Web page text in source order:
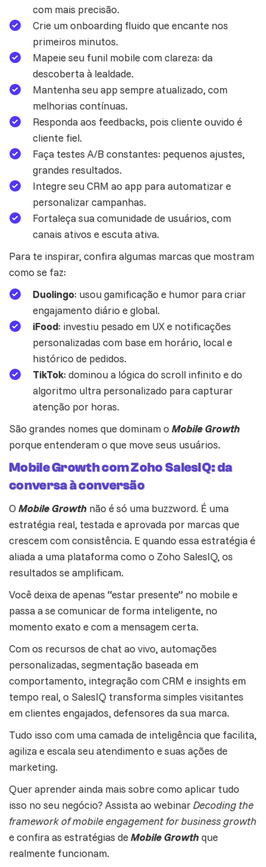
com mais precisão.
Crie um onboarding fluido que encante nos
primeiros minutos.
Mapeie seu funil mobile com clareza: da
descoberta à lealdade.
Mantenha seu app sempre atualizado, com
melhorias contínuas.
Responda aos feedbacks, pois cliente ouvido é
cliente fiel.
Faça testes A/B constantes: pequenos ajustes,
grandes resultados.
Integre seuCRM ao app para automatizar e
personalizar campanhas.
Fortaleça sua comunidade de usuários, com
canais ativos e escuta ativa.
Para te inspirar, confira algumas marcas que mostram
como se faz:
Duolingo: usou gamificação e humor para criar
engajamento diário e global.
iFood: investiu pesado em UX e notificações
personalizadas com base em horário, local e
histórico de pedidos.
TikTok: dominou a lógica do scroll infinito e do
algoritmo ultra personalizado para capturar
atenção por horas.
São grandes nomes que dominam oMobile Growth
porque entenderam o que move seus usuários.
Mobile Growth com Zoho SalesIQ: da
conversa à conversão
OMobile Growth não é só uma buzzword. É uma
estratégia real, testada e aprovada por marcas que
crescem com consistência. E quando essa estratégia é
aliada a uma plataforma como o Zoho SalesIQ, os
resultados se amplificam.
Você deixa de apenas “estar presente” no mobile e
passa a se comunicar de forma inteligente, no
momento exato e com a mensagem certa.
Com os recursos de chat ao vivo, automações
personalizadas, segmentação baseada em
comportamento, integração comCRM e insights em
tempo real, o SalesIQ transforma simples visitantes
em clientes engajados, defensores da sua marca.
Tudo isso com uma camada de inteligência que facilita,
agiliza e escala seu atendimento e suas ações de
marketing.
Quer aprender ainda mais sobre como aplicar tudo
isso no seu negócio? Assista ao webinar Decoding the
framework of mobile engagement for business growth
e confira as estratégias deMobile Growthque
realmente funcionam.